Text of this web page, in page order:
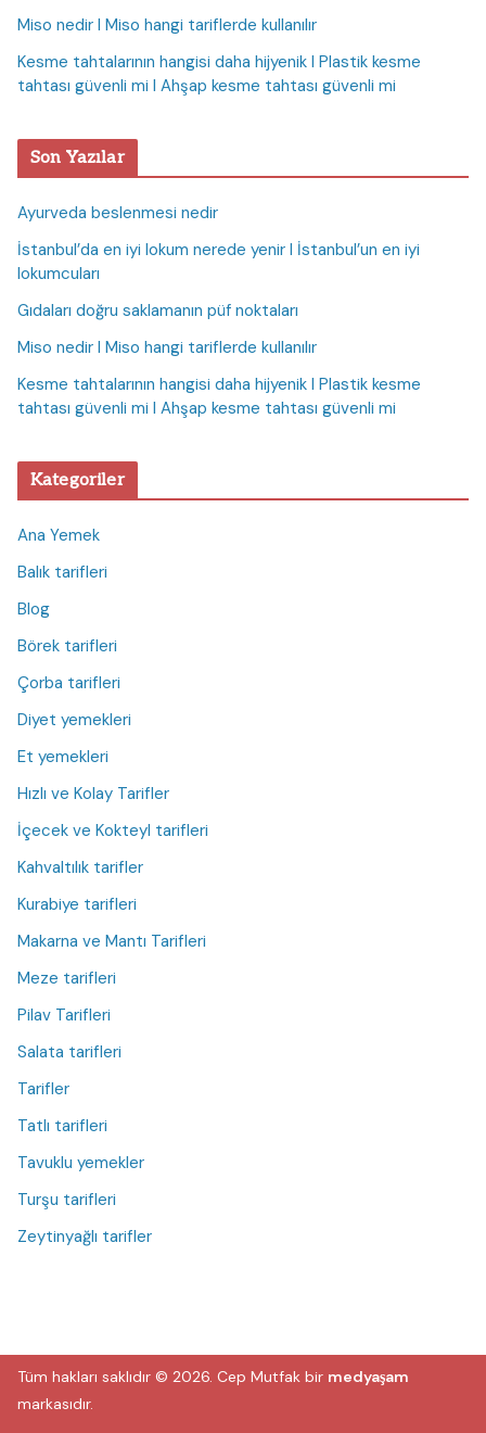
Miso nedir I Miso hangi tariflerde kullanılır
Kesme tahtalarının hangisi daha hijyenik I Plastik kesme
tahtası güvenli mi I Ahşap kesme tahtası güvenli mi
Son Yazılar
Ayurveda beslenmesi nedir
İstanbul’da en iyi lokum nerede yenir I İstanbul’un en iyi
lokumcuları
Gıdaları doğru saklamanın püf noktaları
Miso nedir I Miso hangi tariflerde kullanılır
Kesme tahtalarının hangisi daha hijyenik I Plastik kesme
tahtası güvenli mi I Ahşap kesme tahtası güvenli mi
Kategoriler
Ana Yemek
Balık tarifleri
Blog
Börek tarifleri
Çorba tarifleri
Diyet yemekleri
Et yemekleri
Hızlı ve Kolay Tarifler
İçecek ve Kokteyl tarifleri
Kahvaltılık tarifler
Kurabiye tarifleri
Makarna ve Mantı Tarifleri
Meze tarifleri
Pilav Tarifleri
Salata tarifleri
Tarifler
Tatlı tarifleri
Tavuklu yemekler
Turşu tarifleri
Zeytinyağlı tarifler
Tüm hakları saklıdır © 2026. Cep Mutfak bir medyaşam
markasıdır.